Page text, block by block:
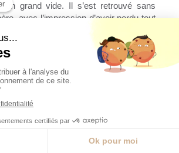
un grand vide. Il s’est retrouvé sans
avec l’impression d’avoir perdu tout
, quand ton corps dit stop… mais
.
commence le vrai boulot : la
de dormir trois jours et ça ira mieux.
que le problème n’est pas que tu
mais que tu as oublié pourquoi tu